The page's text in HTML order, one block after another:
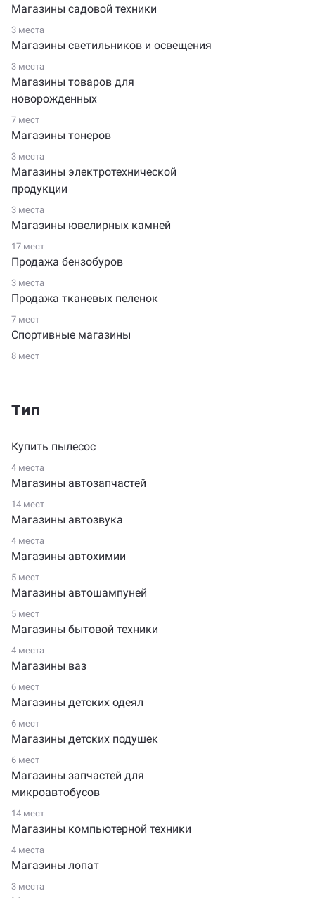
Магазины садовой техники
3 места
Магазины светильников и освещения
3 места
Магазины товаров для
новорожденных
7 мест
Магазины тонеров
3 места
Магазины электротехнической
продукции
3 места
Магазины ювелирных камней
17 мест
Продажа бензобуров
3 места
Продажа тканевых пеленок
7 мест
Спортивные магазины
8 мест
Тип
Купить пылесос
4 места
Магазины автозапчастей
14 мест
Магазины автозвука
4 места
Магазины автохимии
5 мест
Магазины автошампуней
5 мест
Магазины бытовой техники
4 места
Магазины ваз
6 мест
Магазины детских одеял
6 мест
Магазины детских подушек
6 мест
Магазины запчастей для
микроавтобусов
14 мест
Магазины компьютерной техники
4 места
Магазины лопат
3 места